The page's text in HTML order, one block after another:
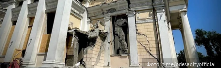
Фото: t.me/odesacityofficial